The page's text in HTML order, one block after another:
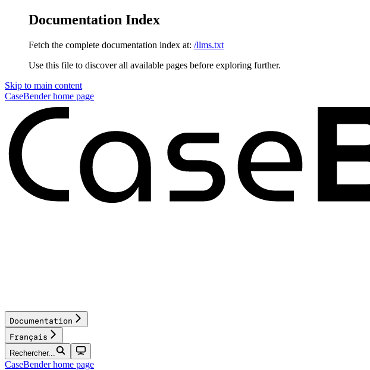
Documentation Index
Fetch the complete documentation index at: /llms.txt
Use this file to discover all available pages before exploring further.
Skip to main content
CaseBenderhome page
Documentation
Français
Rechercher...
CaseBenderhome page